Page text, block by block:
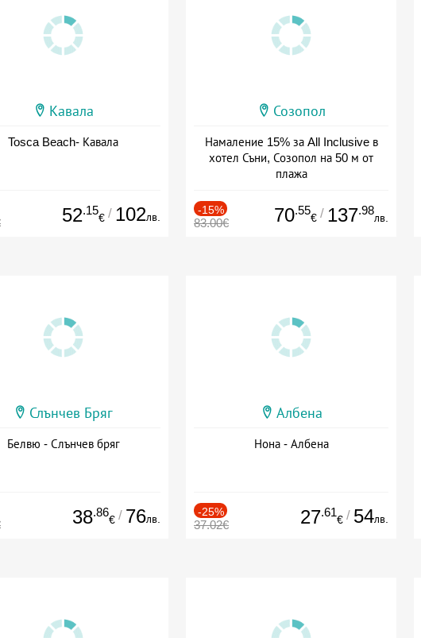
Кавала
Tosca Beach- Кавала
52.15
€ / 102лв.
Созопол
Намаление 15% за All Inclusive в
хотел Съни, Созопол на 50 м от
плажа
-15%
83.00€ 70.55
€ / 137.98
лв.
Слънчев Бряг
Белвю - Слънчев бряг
38.86
€ / 76лв.
Албена
Нона - Албена
-25%
37.02€ 27.61
€ / 54лв.